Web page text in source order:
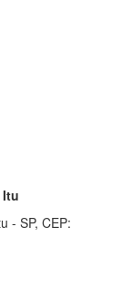
- SP, CEP: